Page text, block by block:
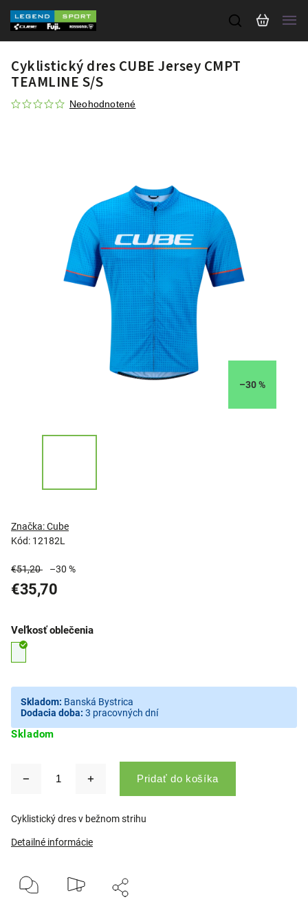
Cyklistický dres CUBE Jersey CMPT
TEAMLINE S/S
Neohodnotené
–30 %
Kód: 12182L
Značka:Cube
€51,20 –30 %
€35,70
Skladom
Veľkosť oblečenia
Skladom: Banská Bystrica
Dodacia doba: 3 pracovných dní
Pridať do košíka
Cyklistický dres v bežnom strihu
Detailné informácie